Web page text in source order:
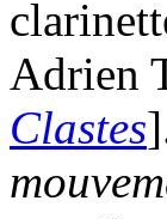
Adrien
Clastes